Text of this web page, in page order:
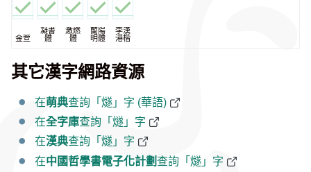
金萱
凝書
體
激燃
體
蘭陽
明體
李漢
港楷
其它漢字網路資源
在萌典查詢「燧」字 (華語)
在全字庫查詢「燧」字
在漢典查詢「燧」字
在中國哲學書電子化計劃查詢「燧」字